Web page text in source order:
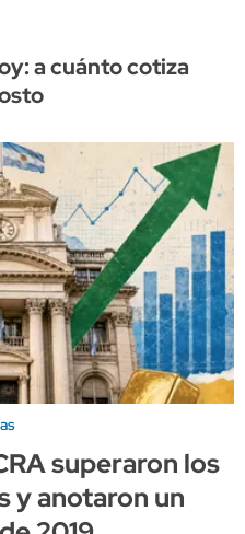
a cuánto cotiza
superaron los
y anotaron un